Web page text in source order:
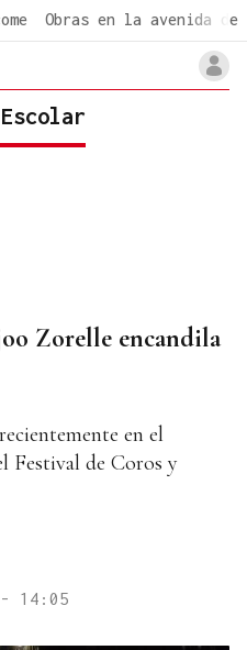
Obras en la avenida de
Zorelle encandila
en el
Festival de Coros y
14:05